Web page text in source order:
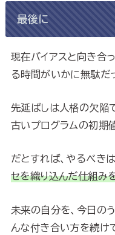
最後に
現在バイアスと向き合
る時間がいかに無駄だ
先延ばしは人格の欠陥
古いプログラムの初期値
だとすれば、やるべき
セを織り込んだ仕組み
未来の自分を、今日の
んな付き合い方を続け